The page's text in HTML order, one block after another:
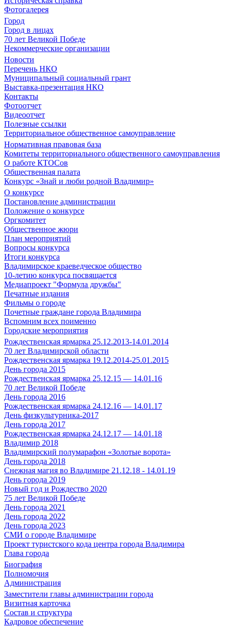
Фотогалерея
Город
Город в лицах
70 лет Великой Победе
Некоммерческие организации
Новости
Перечень НКО
Муниципальный социальный грант
Выставка-презентация НКО
Контакты
Фотоотчет
Видеоотчет
Полезные ссылки
Территориальное общественное самоуправление
Нормативная правовая база
Комитеты территориального общественного самоуправления
О работе КТОСов
Общественная палата
Конкурс «Знай и люби родной Владимир»
О конкурсе
Постановление администрации
Положение о конкурсе
Оргкомитет
Общественное жюри
План мероприятий
Вопросы конкурса
Итоги конкурса
Владимирское краеведческое общество
10-летию конкурса посвящается
Медиапроект "Формула дружбы"
Печатные издания
Фильмы о городе
Почетные граждане города Владимира
Вспомним всех поименно
Городские мероприятия
Рождественская ярмарка 25.12.2013-14.01.2014
70 лет Владимирской области
Рождественская ярмарка 19.12.2014-25.01.2015
День города 2015
Рождественская ярмарка 25.12.15 — 14.01.16
70 лет Великой Победе
День города 2016
Рождественская ярмарка 24.12.16 — 14.01.17
День физкультурника-2017
День города 2017
Рождественская ярмарка 24.12.17 — 14.01.18
Владимир 2018
Владимирский полумарафон «Золотые ворота»
День города 2018
Снежная магия во Владимире 21.12.18 - 14.01.19
День города 2019
Новый год и Рождество 2020
75 лет Великой Победе
День города 2021
День города 2022
День города 2023
СМИ о городе Владимире
Проект туристского кода центра города Владимира
Глава города
Биография
Полномочия
Администрация
Заместители главы администрации города
Визитная карточка
Состав и структура
Кадровое обеспечение